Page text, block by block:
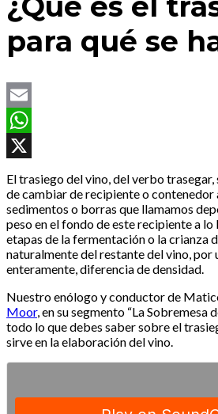
para qué se
Email
WhatsApp
El trasiego del vino, del verbo trasegar,
de cambiar de recipiente o contenedor
sedimentos o borras que llamamos
peso en el fondo de este recipiente a
etapas de la fermentación o la crianza
naturalmente del restante del vino, por
enteramente, diferencia de densidad.
Nuestro enólogo y conductor de
Moor, en su segmento “La Sobremesa
todo lo que debes saber sobre el
sirve en la elaboración del vino.